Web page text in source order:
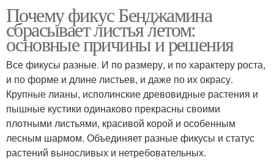
Почему фикус Бенджамина
сбрасывает листья летом:
основные причины и решения
Все фикусы разные. И по размеру, и по характеру роста,
и по форме и длине листьев, и даже по их окрасу.
Крупные лианы, исполинские древовидные растения и
пышные кустики одинаково прекрасны своими
плотными листьями, красивой корой и особенным
лесным шармом. Объединяет разные фикусы и статус
растений выносливых и нетребовательных.